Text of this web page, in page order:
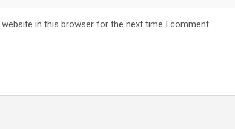
website in this browser for the next time I comment.